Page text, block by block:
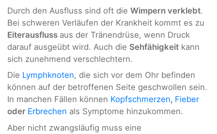
Durch den Ausfluss sind oft die Wimpern verklebt.
Bei schweren Verläufen der Krankheit kommt es zu
Eiterausfluss aus der Tränendrüse, wenn Druck
darauf ausgeübt wird. Auch die Sehfähigkeit kann
sich zunehmend verschlechtern.
Die Lymphknoten, die sich vor dem Ohr befinden
können auf der betroffenen Seite geschwollen sein.
In manchen Fällen können Kopfschmerzen, Fieber
oder Erbrechen als Symptome hinzukommen.
Aber nicht zwangsläufig muss eine